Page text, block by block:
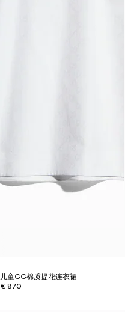
儿童GG棉质提花连衣裙
€ 870